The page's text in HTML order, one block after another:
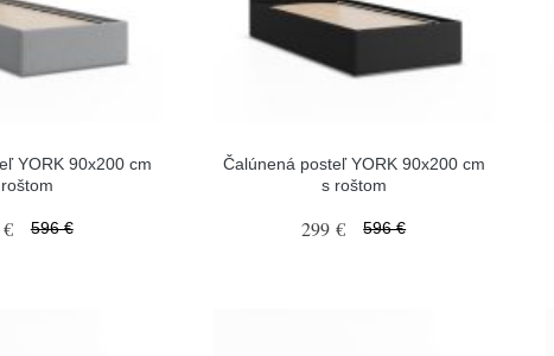
YORK 90x200 cm
596 €
Čalúnená posteľ YORK 90x200 cm
s roštom
299 € 596 €